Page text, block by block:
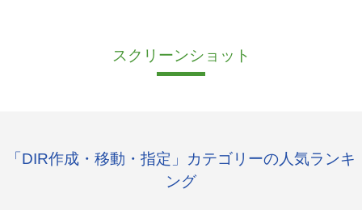
スクリーンショット
「DIR作成・移動・指定」カテゴリーの人気ランキ
ング